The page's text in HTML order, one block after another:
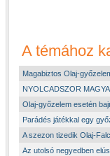
A témához
Magabiztos Olaj-
NYOLCADSZOR
Olaj-győzelem esetén
Parádés játékkal egy
A szezon tizedik Olaj-
Az utolsó negyedben